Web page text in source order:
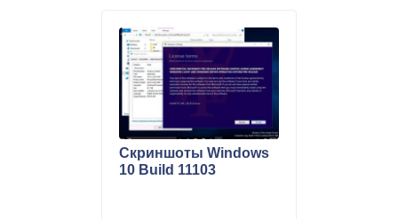
Скриншоты Windows
10 Build 11103